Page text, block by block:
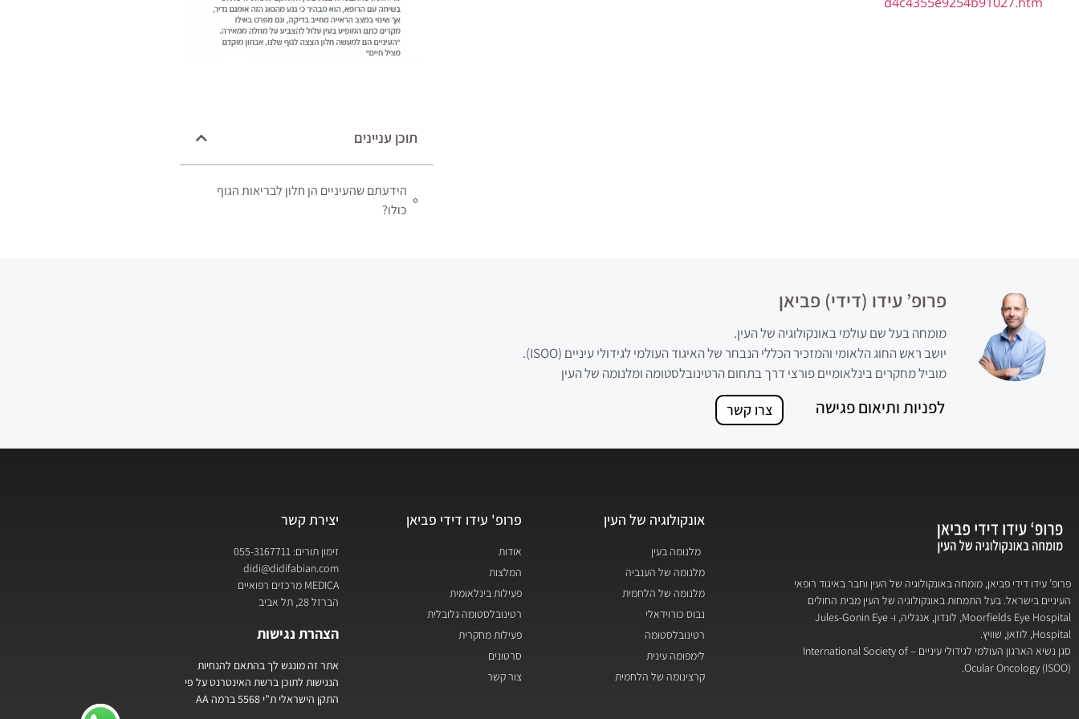
תוכן עניינים
הידעתם שהעיניים הן חלון לבריאות הגוף
כולו?
פרופ’ עידו (דידי) פביאן
מומחה בעל שם עולמי באונקולוגיה של העין.
יושב ראש החוג הלאומי והמזכיר הכללי הנבחר של האיגוד העולמי לגידולי עיניים (ISOO).
מוביל מחקרים בינלאומיים פורצי דרך בתחום הרטינובלסטומה ומלנומה של העין
לפניות ותיאום פגישה צרו קשר
פרופ’ עידו דידי פביאן, מומחה באונקולוגיה של העין וחבר באיגוד רופאי
העיניים בישראל. בעל התמחות באונקולוגיה של העין מבית החולים
Moorfields Eye Hospital, לונדון, אנגליה, ו- Jules-Gonin Eye
Hospital, לוזאן, שוויץ.
סגן נשיא הארגון העולמי לגידולי עיניים – International Society of
Ocular Oncology (ISOO).
אונקולוגיה של העין
מלנומה בעין
מלנומה של הענביה
מלנומה של הלחמית
נבוס כורוידאלי
רטינובלסטומה
לימפומה עינית
קרצינומה של הלחמית
פרופ' עידו דידי פביאן
אודות
המלצות
פעילות בינלאומית
רטינובלסטומה גלובלית
פעילות מחקרית
סרטונים
צור קשר
יצירת קשר
זימון תורים: 055-3167711
didi@didifabian.com
MEDICA מרכזים רפואיים
הברזל 28, תל אביב
הצהרת נגישות
אתר זה מונגש לך בהתאם להנחיות
הנגישות לתוכן ברשת האינטרנט על פי
התקן הישראלי ת”י 5568 ברמה AA